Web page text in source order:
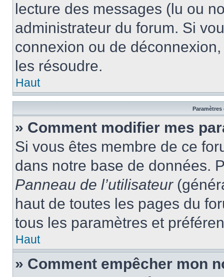
lecture des messages (lu ou
administrateur du forum. Si
connexion ou de
les résoudre.
Haut
Paramètres
» Comment modifier mes
Si vous êtes membre de ce
dans notre base de données.
Panneau de l’utilisateur
haut de toutes les pages du
tous les paramètres et
Haut
» Comment empêcher mon